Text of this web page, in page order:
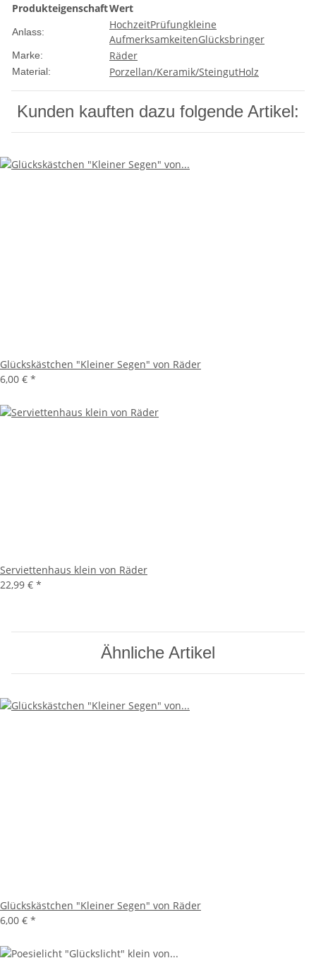
ProdukteigenschaftWert
Anlass:
HochzeitPrüfungkleine
AufmerksamkeitenGlücksbringer
Marke: Räder
Material: Porzellan/Keramik/SteingutHolz
Kunden kauften dazu folgende Artikel:
Glückskästchen "Kleiner Segen" von Räder
6,00 € *
Serviettenhaus klein von Räder
22,99 € *
Ähnliche Artikel
Glückskästchen "Kleiner Segen" von Räder
6,00 € *